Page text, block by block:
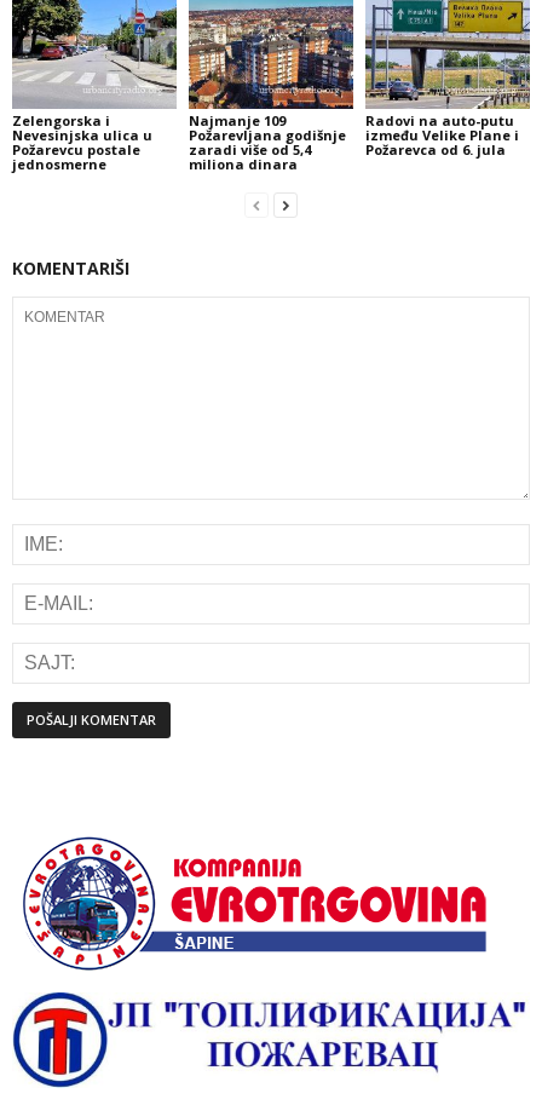
Zelengorska i
Nevesinjska ulica u
Požarevcu postale
jednosmerne
Najmanje 109
Požarevljana godišnje
zaradi više od 5,4
miliona dinara
Radovi na auto-putu
između Velike Plane i
Požarevca od 6. jula
KOMENTARIŠI